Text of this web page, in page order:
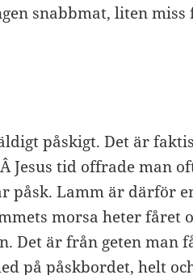
snabbmat, liten
påskigt. Det är
Jesus tid offrade man
påsk. Lamm är därför
morsa heter fåret
Det är från geten man
på påskbordet, helt